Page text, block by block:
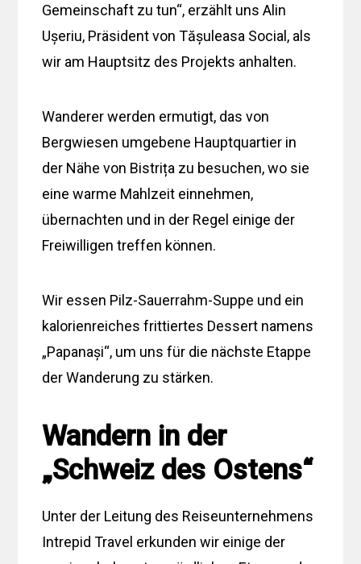
Gemeinschaft zu tun“, erzählt uns Alin
Ușeriu, Präsident von Tășuleasa Social, als
wir am Hauptsitz des Projekts anhalten.
Wanderer werden ermutigt, das von
Bergwiesen umgebene Hauptquartier in
der Nähe von Bistrița zu besuchen, wo sie
eine warme Mahlzeit einnehmen,
übernachten und in der Regel einige der
Freiwilligen treffen können.
Wir essen Pilz-Sauerrahm-Suppe und ein
kalorienreiches frittiertes Dessert namens
„Papanași“, um uns für die nächste Etappe
der Wanderung zu stärken.
Wandern in der
„Schweiz des Ostens“
Unter der Leitung des Reiseunternehmens
Intrepid Travel erkunden wir einige der